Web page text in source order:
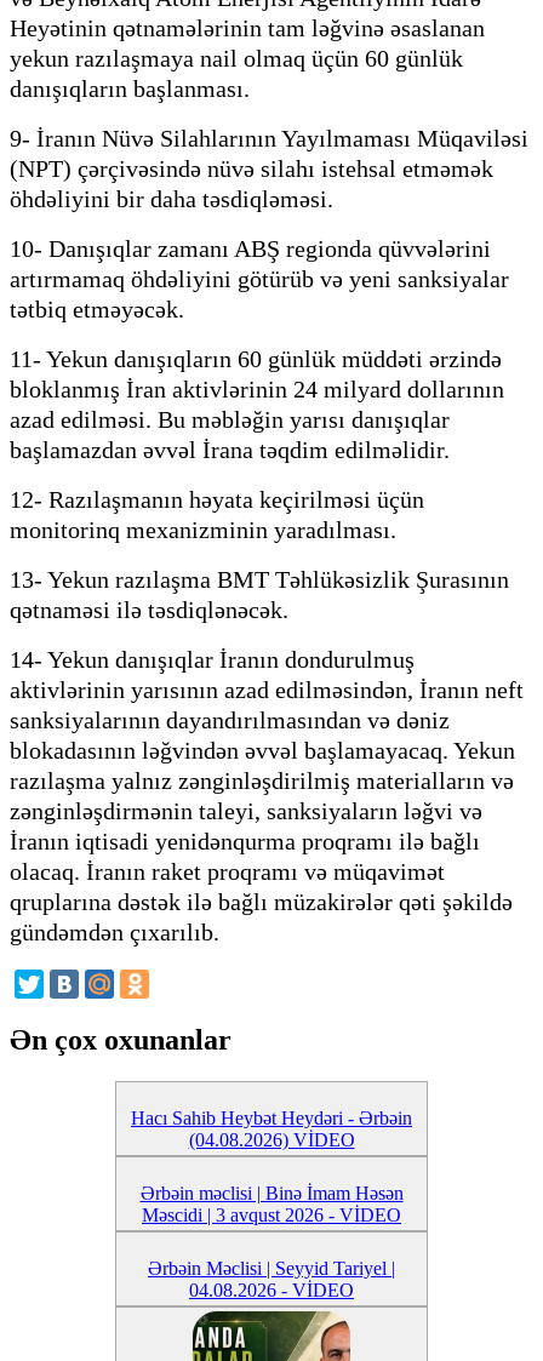
Heyətinin qətnamələrinin tam ləğvinə əsaslanan
yekun razılaşmaya nail olmaq üçün 60 günlük
danışıqların başlanması.
9- İranın Nüvə Silahlarının Yayılmaması Müqaviləsi
(NPT) çərçivəsində nüvə silahı istehsal etməmək
öhdəliyini bir daha təsdiqləməsi.
10- Danışıqlar zamanı ABŞ regionda qüvvələrini
artırmamaq öhdəliyini götürüb və yeni sanksiyalar
tətbiq etməyəcək.
11- Yekun danışıqların 60 günlük müddəti ərzində
bloklanmış İran aktivlərinin 24 milyard dollarının
azad edilməsi. Bu məbləğin yarısı danışıqlar
başlamazdan əvvəl İrana təqdim edilməlidir.
12- Razılaşmanın həyata keçirilməsi üçün
monitorinq mexanizminin yaradılması.
13- Yekun razılaşma BMT Təhlükəsizlik Şurasının
qətnaməsi ilə təsdiqlənəcək.
14- Yekun danışıqlar İranın dondurulmuş
aktivlərinin yarısının azad edilməsindən, İranın neft
sanksiyalarının dayandırılmasından və dəniz
blokadasının ləğvindən əvvəl başlamayacaq. Yekun
razılaşma yalnız zənginləşdirilmiş materialların və
zənginləşdirmənin taleyi, sanksiyaların ləğvi və
İranın iqtisadi yenidənqurma proqramı ilə bağlı
olacaq. İranın raket proqramı və müqavimət
qruplarına dəstək ilə bağlı müzakirələr qəti şəkildə
gündəmdən çıxarılıb.
Ən çox oxunanlar
Hacı Sahib Heybət Heydəri - Ərbəin
(04.08.2026) VİDEO
Ərbəin məclisi | Binə İmam Həsən
Məscidi | 3 avqust 2026 - VİDEO
Ərbəin Məclisi | Seyyid Tariyel |
04.08.2026 - VİDEO